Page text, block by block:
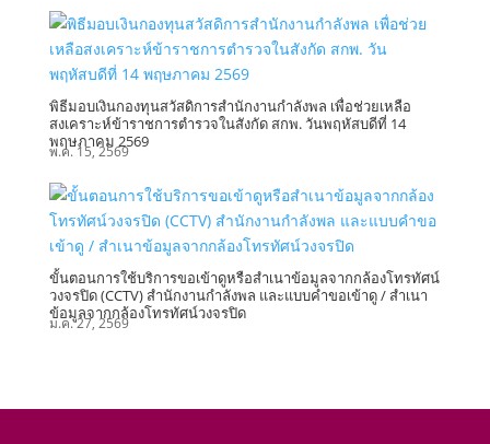
พิธีมอบเงินกองทุนสวัสดิการสำนักงานกำลังพล เพื่อช่วยเหลือ
สงเคราะห์ข้าราชการตำรวจในสังกัด สกพ. วันพฤหัสบดีที่ 14
พฤษภาคม 2569
พ.ค. 15, 2569
ขั้นตอนการใช้บริการขอเข้าดูหรือสำเนาข้อมูลจากกล้องโทรทัศน์
วงจรปิด (CCTV) สำนักงานกำลังพล และแบบคำขอเข้าดู / สำเนา
ข้อมูลจากกล้องโทรทัศน์วงจรปิด
ม.ค. 27, 2569